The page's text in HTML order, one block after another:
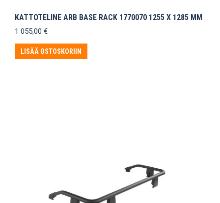
KATTOTELINE ARB BASE RACK 1770070 1255 X 1285 MM
1 055,00 €
LISÄÄ OSTOSKORIIN